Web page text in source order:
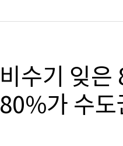
비수기 잊
80%가 수도